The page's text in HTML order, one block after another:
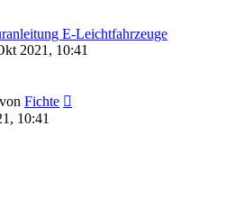
E-Leichtfahrzeuge
2021, 10:41
von Fichte
10:41